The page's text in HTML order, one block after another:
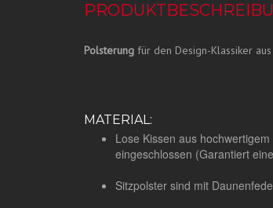
Polsterung für den Design-Klassiker
MATERIAL:
Lose Kissen aus
eingeschlossen (Garantiert
Sitzpolster sind mit